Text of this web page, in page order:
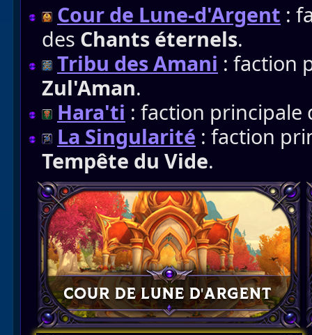
Cour de Lune-d'Argent :
des Chants éternels.
Tribu des Amani : faction
Zul'Aman.
Hara'ti : faction principale
La Singularité : faction
Tempête du Vide.